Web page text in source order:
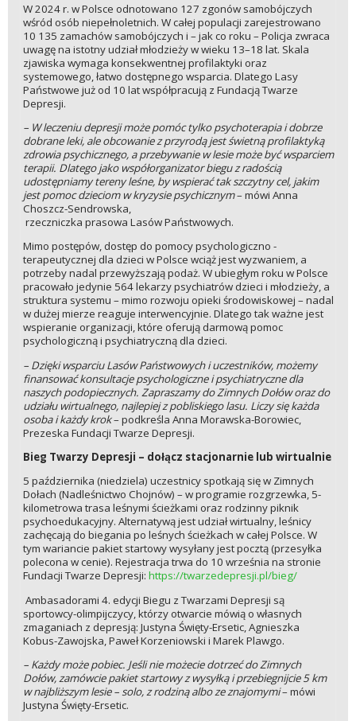
W 2024 r. w Polsce odnotowano 127 zgonów samobójczych
wśród osób niepełnoletnich. W całej populacji zarejestrowano
10 135 zamachów samobójczych i – jak co roku – Policja zwraca
uwagę na istotny udział młodzieży w wieku 13–18 lat. Skala
zjawiska wymaga konsekwentnej profilaktyki oraz
systemowego, łatwo dostępnego wsparcia. Dlatego Lasy
Państwowe już od 10 lat współpracują z Fundacją Twarze
Depresji.
– W leczeniu depresji może pomóc tylko psychoterapia i dobrze
dobrane leki, ale obcowanie z przyrodą jest świetną profilaktyką
zdrowia psychicznego, a przebywanie w lesie może być wsparciem
terapii. Dlatego jako współorganizator biegu z radością
udostępniamy tereny leśne, by wspierać tak szczytny cel, jakim
jest pomoc dzieciom w kryzysie psychicznym– mówi Anna
Choszcz-Sendrowska,
rzeczniczka prasowa Lasów Państwowych.
Mimo postępów, dostęp do pomocy psychologiczno -
terapeutycznej dla dzieci w Polsce wciąż jest wyzwaniem, a
potrzeby nadal przewyższają podaż. W ubiegłym roku w Polsce
pracowało jedynie 564 lekarzy psychiatrów dzieci i młodzieży, a
struktura systemu – mimo rozwoju opieki środowiskowej – nadal
w dużej mierze reaguje interwencyjnie. Dlatego tak ważne jest
wspieranie organizacji, które oferują darmową pomoc
psychologiczną i psychiatryczną dla dzieci.
– Dzięki wsparciu Lasów Państwowych i uczestników, możemy
finansować konsultacje psychologiczne i psychiatryczne dla
naszych podopiecznych. Zapraszamy do Zimnych Dołów oraz do
udziału wirtualnego, najlepiej z pobliskiego lasu. Liczy się każda
osoba i każdy krok– podkreśla Anna Morawska-Borowiec,
Prezeska Fundacji Twarze Depresji.
Bieg Twarzy Depresji – dołącz stacjonarnie lub wirtualnie
5 października (niedziela) uczestnicy spotkają się w Zimnych
Dołach (Nadleśnictwo Chojnów) – w programie rozgrzewka, 5-
kilometrowa trasa leśnymi ścieżkami oraz rodzinny piknik
psychoedukacyjny. Alternatywą jest udział wirtualny, leśnicy
zachęcają do biegania po leśnych ścieżkach w całej Polsce. W
tym wariancie pakiet startowy wysyłany jest pocztą (przesyłka
polecona w cenie). Rejestracja trwa do 10 września na stronie
Fundacji Twarze Depresji: https://twarzedepresji.pl/bieg/
Ambasadorami 4. edycji Biegu z Twarzami Depresji są
sportowcy-olimpijczycy, którzy otwarcie mówią o własnych
zmaganiach z depresją: Justyna Święty-Ersetic, Agnieszka
Kobus-Zawojska, Paweł Korzeniowski i Marek Plawgo.
– Każdy może pobiec. Jeśli nie możecie dotrzeć do Zimnych
Dołów, zamówcie pakiet startowy z wysyłką i przebiegnijcie 5 km
w najbliższym lesie – solo, z rodziną albo ze znajomymi– mówi
Justyna Święty-Ersetic.